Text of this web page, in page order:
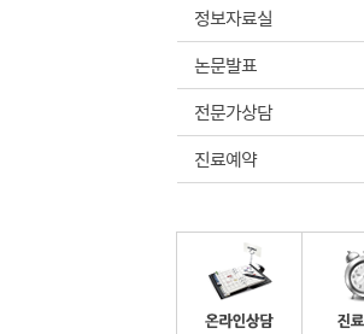
정보자료실
논문발표
전문가상담
진료예약